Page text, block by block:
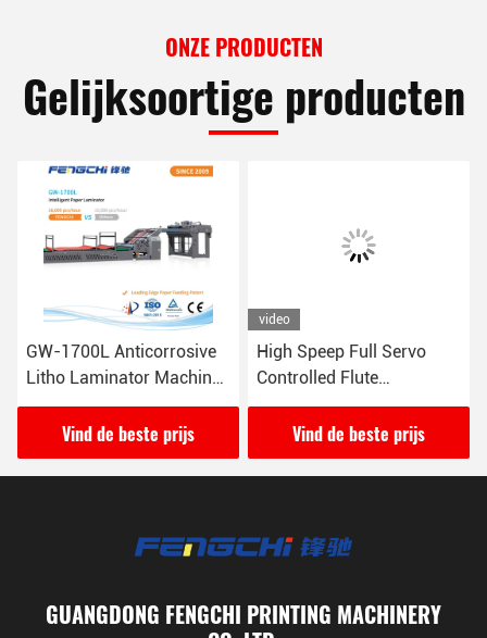
ONZE PRODUCTEN
Gelijksoortige producten
GW-1700L Anticorrosive
Litho Laminator Machine
Warm lamineren 16000
vellen / uur
Vind de beste prijs
video
High Speep Full Servo
Controlled Flute
LaminatorGW-1450L
Vind de beste prijs
GUANGDONG FENGCHI PRINTING MACHINERY